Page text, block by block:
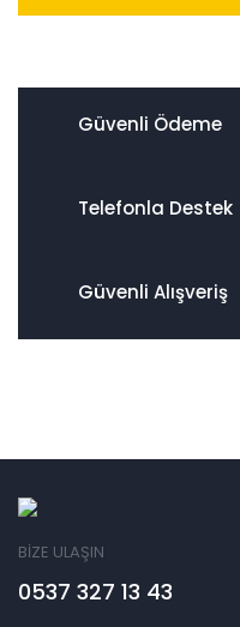
Güvenli Ödeme
Telefonla Destek
Güvenli Alışveriş
BİZE ULAŞIN
0537 327 13 43